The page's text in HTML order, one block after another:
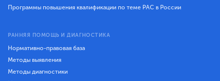
Программы повышения квалификации по теме РАС в России
РАННЯЯ ПОМОЩЬ И ДИАГНОСТИКА
Нормативно-правовая база
Методы выявления
Методы диагностики